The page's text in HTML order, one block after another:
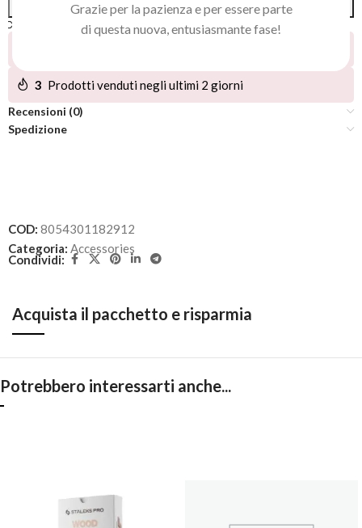
Grazie per la pazienza e per essere parte
di questa nuova, entusiasmante fase!
Aggiungi alla lista dei desideri
3 Prodotti venduti negli ultimi 2 giorni
Recensioni (0)
Spedizione
COD: 8054301182912
Categoria: Accessories
Condividi:
Acquista il pacchetto e risparmia
Potrebbero interessarti anche...